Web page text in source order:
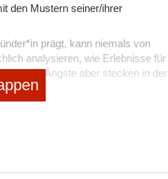
den Mustern seiner/ihrer
prägt, kann niemals von
analysieren, wie Erlebnisse für
oder Ängste aber stecken in der